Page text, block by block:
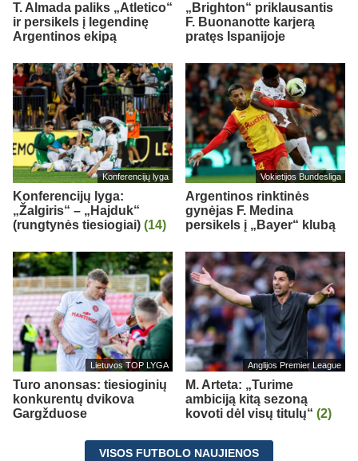
T. Almada paliks „Atletico“
ir persikels į legendinę
Argentinos ekipą
„Brighton“ priklausantis
F. Buonanotte karjerą
pratęs Ispanijoje
Konferencijų lyga
Konferencijų lyga:
„Žalgiris“ – „Hajduk“
(rungtynės tiesiogiai) (14)
Vokietijos Bundesliga
Argentinos rinktinės
gynėjas F. Medina
persikels į „Bayer“ klubą
Lietuvos TOP LYGA
Turo anonsas: tiesioginių
konkurentų dvikova
Gargžduose
Anglijos Premier League
M. Arteta: „Turime
ambiciją kitą sezoną
kovoti dėl visų titulų“ (2)
VISOS FUTBOLO NAUJIENOS